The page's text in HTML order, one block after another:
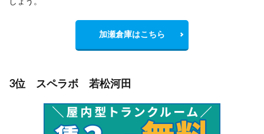
加瀬倉庫はこちら
3位 スペラボ 若松河田